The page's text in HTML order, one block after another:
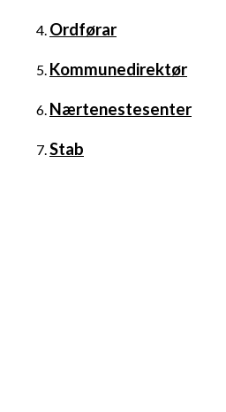
Ordførar
Kommunedirektør
Nærtenestesenter
Stab